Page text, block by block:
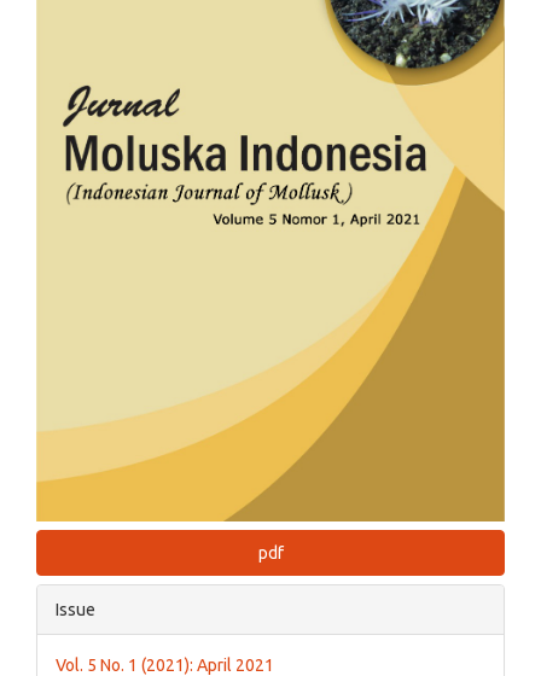
pdf
Issue
Vol. 5 No. 1 (2021): April 2021